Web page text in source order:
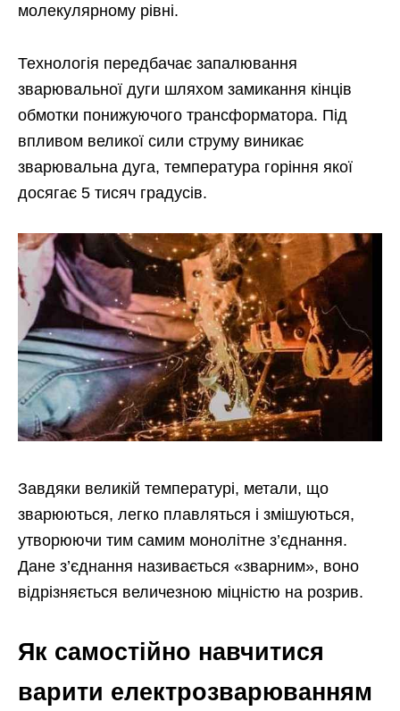
молекулярному рівні.
Технологія передбачає запалювання
зварювальної дуги шляхом замикання кінців
обмотки понижуючого трансформатора. Під
впливом великої сили струму виникає
зварювальна дуга, температура горіння якої
досягає 5 тисяч градусів.
Завдяки великій температурі, метали, що
зварюються, легко плавляться і змішуються,
утворюючи тим самим монолітне з’єднання.
Дане з’єднання називається «зварним», воно
відрізняється величезною міцністю на розрив.
Як самостійно навчитися
варити електрозварюванням